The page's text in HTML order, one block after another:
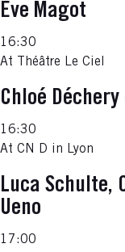
Ève Magot
16:30
At Théâtre Le Ciel
Chloé
16:30
At CN D in Lyon
Luca Schulte,
Ueno
17:00